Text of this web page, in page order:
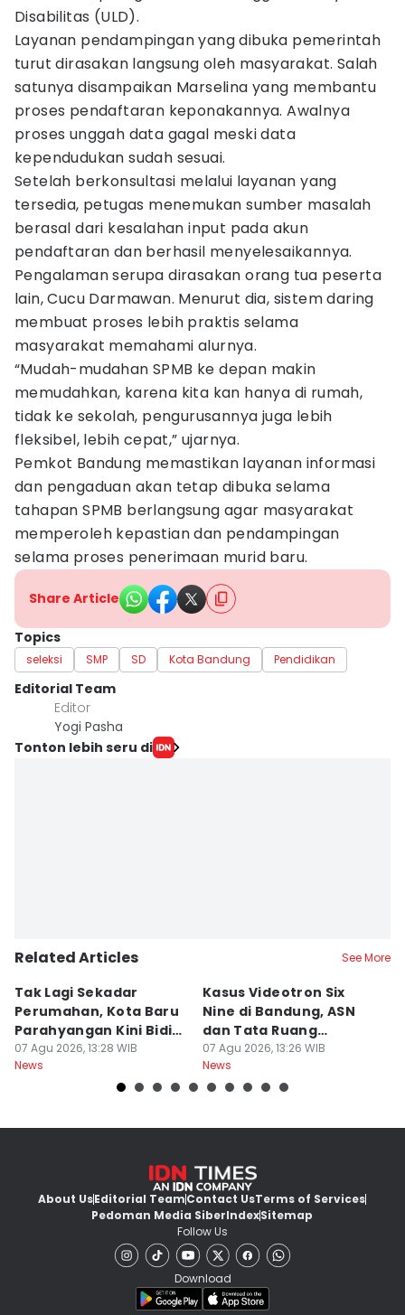
Disabilitas (ULD).
Layanan pendampingan yang dibuka pemerintah
turut dirasakan langsung oleh masyarakat. Salah
satunya disampaikan Marselina yang membantu
proses pendaftaran keponakannya. Awalnya
proses unggah data gagal meski data
kependudukan sudah sesuai.
Setelah berkonsultasi melalui layanan yang
tersedia, petugas menemukan sumber masalah
berasal dari kesalahan input pada akun
pendaftaran dan berhasil menyelesaikannya.
Pengalaman serupa dirasakan orang tua peserta
lain, Cucu Darmawan. Menurut dia, sistem daring
membuat proses lebih praktis selama
masyarakat memahami alurnya.
“Mudah-mudahan SPMB ke depan makin
memudahkan, karena kita kan hanya di rumah,
tidak ke sekolah, pengurusannya juga lebih
fleksibel, lebih cepat,” ujarnya.
Pemkot Bandung memastikan layanan informasi
dan pengaduan akan tetap dibuka selama
tahapan SPMB berlangsung agar masyarakat
memperoleh kepastian dan pendampingan
selama proses penerimaan murid baru.
Share Article
Topics
seleksi SMP SD Kota Bandung Pendidikan
Editorial Team
Editor
Yogi Pasha
Tonton lebih seru di
Related Articles See More
Tak Lagi Sekadar
Perumahan, Kota Baru
Parahyangan Kini Bidik
Wisatawan
07 Agu 2026, 13:28 WIB
News
Kasus Videotron Six
Nine di Bandung, ASN
dan Tata Ruang
Diperiksa
07 Agu 2026, 13:26 WIB
News
About UsEditorial TeamContact UsTerms of Services
Pedoman Media SiberIndexSitemap
Follow Us
Download